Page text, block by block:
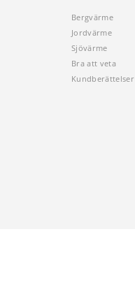
Bergvärme
Jordvärme
Sjövärme
Bra att veta
Kundberättelser